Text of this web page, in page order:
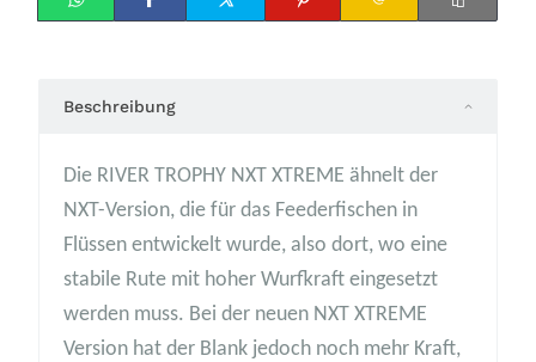
Beschreibung
Die RIVER TROPHY NXT XTREME ähnelt der
NXT-Version, die für das Feederfischen in
Flüssen entwickelt wurde, also dort, wo eine
stabile Rute mit hoher Wurfkraft eingesetzt
werden muss. Bei der neuen NXT XTREME
Version hat der Blank jedoch noch mehr Kraft,